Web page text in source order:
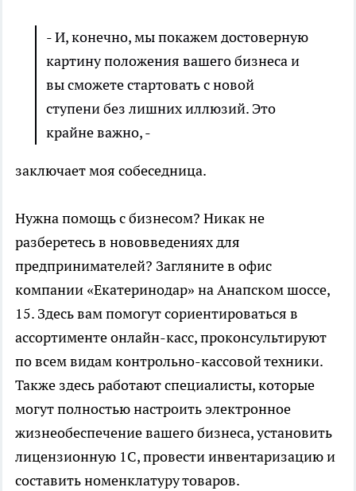
- И, конечно, мы покажем достоверную
картину положения вашего бизнеса и
вы сможете стартовать с новой
ступени без лишних иллюзий. Это
крайне важно, -
заключает моя собеседница.
Нужна помощь с бизнесом? Никак не
разберетесь в нововведениях для
предпринимателей? Загляните в офис
компании «Екатеринодар» на Анапском шоссе,
15. Здесь вам помогут сориентироваться в
ассортименте онлайн-касс, проконсультируют
по всем видам контрольно-кассовой техники.
Также здесь работают специалисты, которые
могут полностью настроить электронное
жизнеобеспечение вашего бизнеса, установить
лицензионную 1С, провести инвентаризацию и
составить номенклатуру товаров.